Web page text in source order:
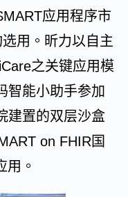
应用程序市
用。昕力以自主
之关键应用模
能小助手参加
建置的双层沙盒
on FHIR国
用。